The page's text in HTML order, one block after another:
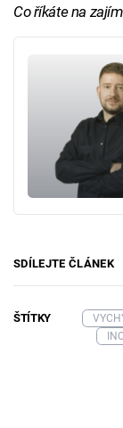
Co říkáte na
SDÍLEJTE ČLÁNEK
ŠTÍTKY